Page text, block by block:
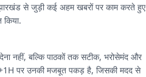
झारखंड से जुड़ी कई अहम खबरों पर काम करते हुए
नहीं, बल्कि पाठकों तक सटीक, भरोसेमंद और
पर उनकी मजबूत पकड़ है, जिसकी मदद से